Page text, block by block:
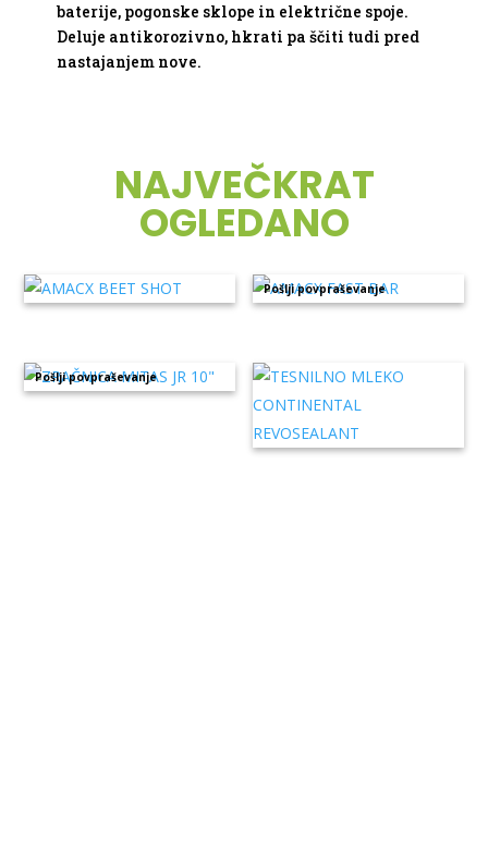
baterije, pogonske sklope in električne spoje.
Deluje antikorozivno, hkrati pa ščiti tudi pred
nastajanjem nove.
NAJVEČKRAT
OGLEDANO
Pošlji povpraševanje
Pošlji povpraševanje